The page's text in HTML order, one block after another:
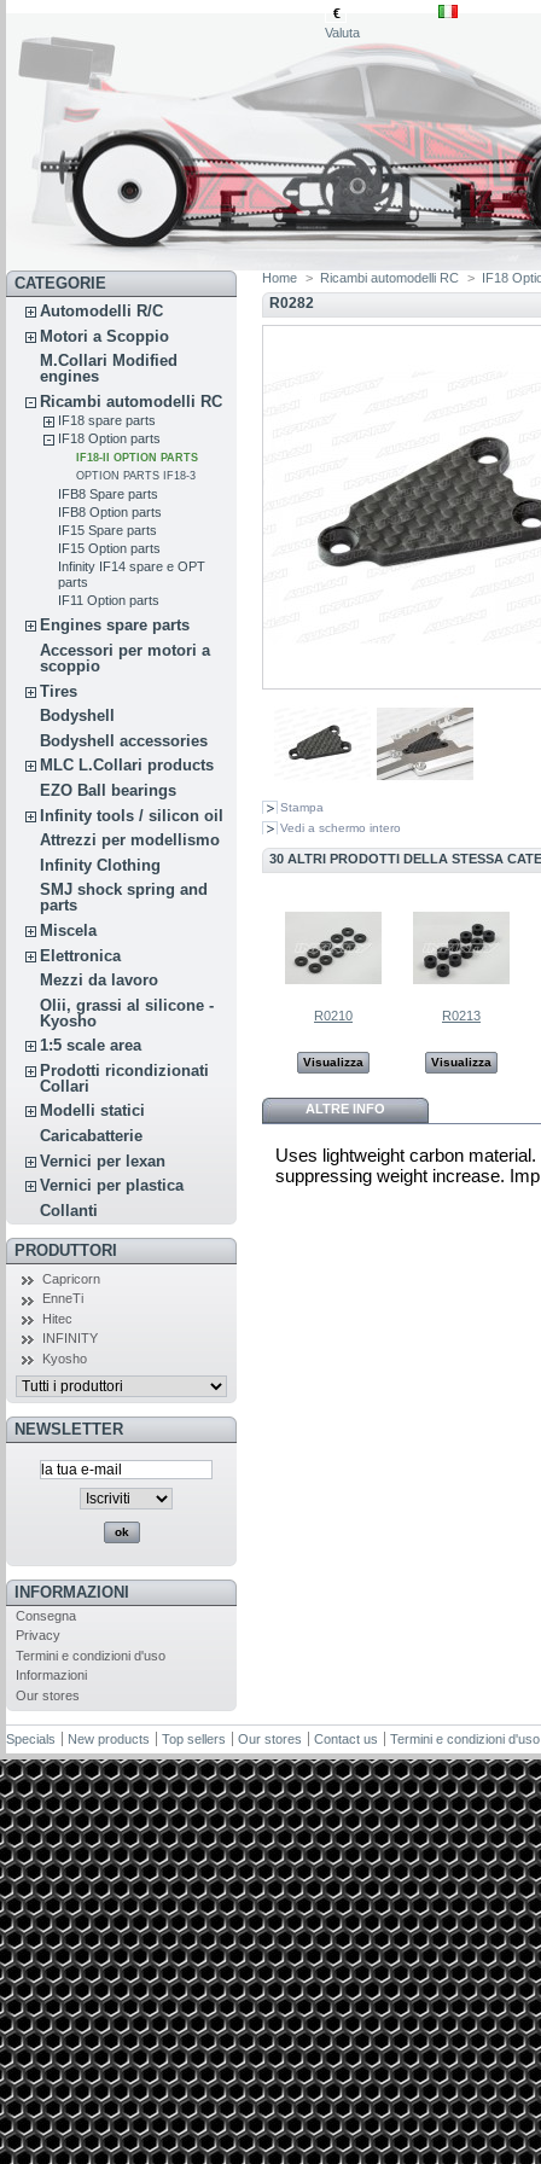
€
Valuta
CATEGORIE
Automodelli R/C
Motori a Scoppio
M.Collari Modified
engines
Ricambi automodelli RC
IF18 spare parts
IF18 Option parts
IF18-II OPTION PARTS
OPTION PARTS IF18-3
IFB8 Spare parts
IFB8 Option parts
IF15 Spare parts
IF15 Option parts
Infinity IF14 spare e OPT
parts
IF11 Option parts
Engines spare parts
Accessori per motori a
scoppio
Tires
Bodyshell
Bodyshell accessories
MLC L.Collari products
EZO Ball bearings
Infinity tools / silicon oil
Attrezzi per modellismo
Infinity Clothing
SMJ shock spring and
parts
Miscela
Elettronica
Mezzi da lavoro
Olii, grassi al silicone -
Kyosho
1:5 scale area
Prodotti ricondizionati
Collari
Modelli statici
Caricabatterie
Vernici per lexan
Vernici per plastica
Collanti
PRODUTTORI
Capricorn
EnneTi
Hitec
INFINITY
Kyosho
NEWSLETTER
INFORMAZIONI
Consegna
Privacy
Termini e condizioni d'uso
Informazioni
Our stores
Home > Ricambi automodelli RC > IF18
R0282
Stampa
Vedi a schermo intero
30 ALTRI PRODOTTI DELLA STESSA
R0210
Visualizza
R0213
Visualizza
ALTRE INFO
Uses lightweight carbon
suppressing weight increase.
Specials New products Top sellers Our stores Contact us Termini e condizioni d'uso